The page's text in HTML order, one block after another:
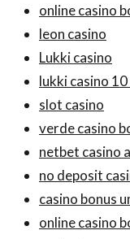
online casino
leon casino
Lukki casino
lukki casino
slot casino
verde casino
netbet casino
no deposit
casino bonus
online casino